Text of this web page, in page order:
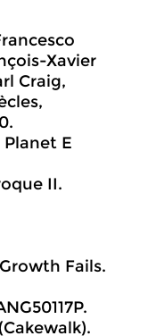
Xavier
Craig,
E
II.
Fails.